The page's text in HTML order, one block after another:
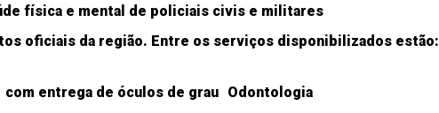
física e mental de policiais civis e militares
oficiais da região. Entre os serviços disponibilizados estão:
com entrega de óculos de grau Odontologia